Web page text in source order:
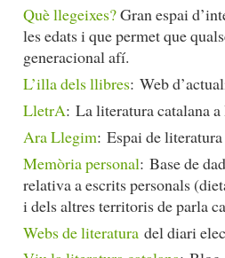
Què llegeixes?Gran espai
les edats i que permet que
generacional afí.
L’illa dels llibres: Web
LletrA: La literatura catalana a
Ara Llegim: Espai de
Memòria personal: Base de
relativa a escrits personals
i dels altres territoris de parla
Webs de literatura del diari